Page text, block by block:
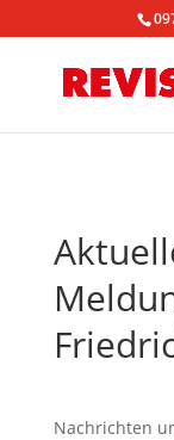
Nachrichten